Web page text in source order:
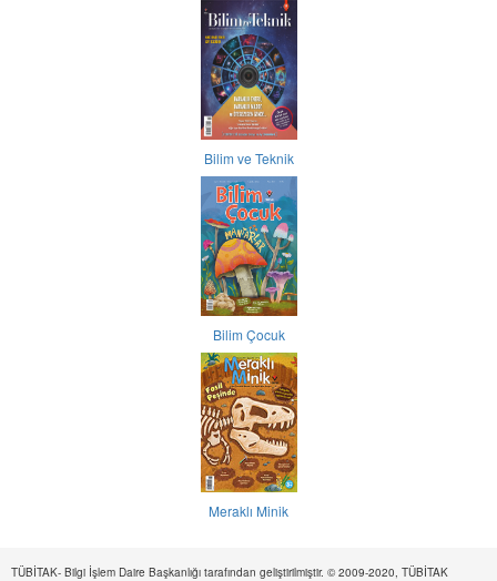
Bilim ve Teknik
Bilim Çocuk
Meraklı Minik
TÜBİTAK- Bilgi İşlem Daire Başkanlığı tarafından geliştirilmiştir. © 2009-2020, TÜBİTAK